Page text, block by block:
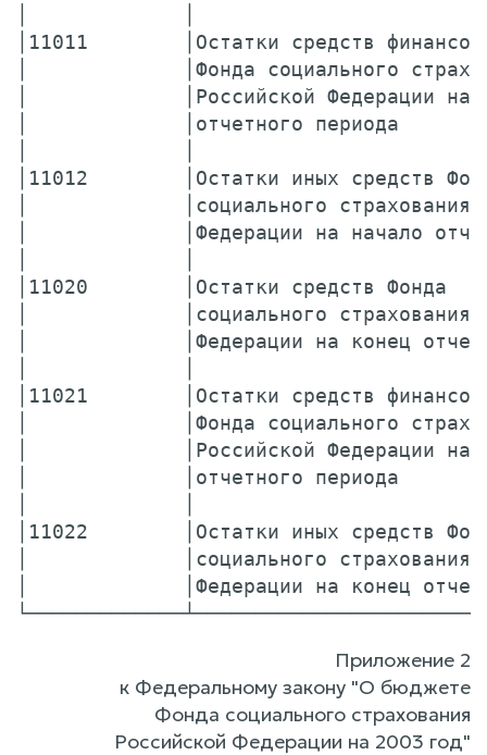
│11011        │Остатки средств
│             │Фонда социального
│             │Российской
│             │отчетного периода
│11012        │Остатки иных
│             │социального
│             │Федерации на начало
│11020        │Остатки средств
│             │социального
│             │Федерации на конец
│11021        │Остатки средств
│             │Фонда социального
│             │Российской
│             │отчетного периода
│11022        │Остатки иных
│             │социального
│             │Федерации на конец
Приложение 2
к Федеральному закону "О бюджете
Фонда социального страхования
Российской Федерации на 2003 год"